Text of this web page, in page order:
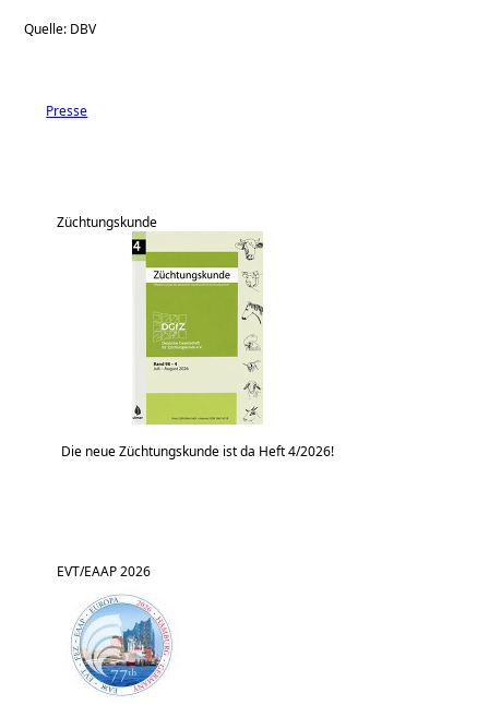
Quelle: DBV
Presse
Züchtungskunde
Die neue Züchtungskunde ist da Heft 4/2026!
EVT/EAAP 2026